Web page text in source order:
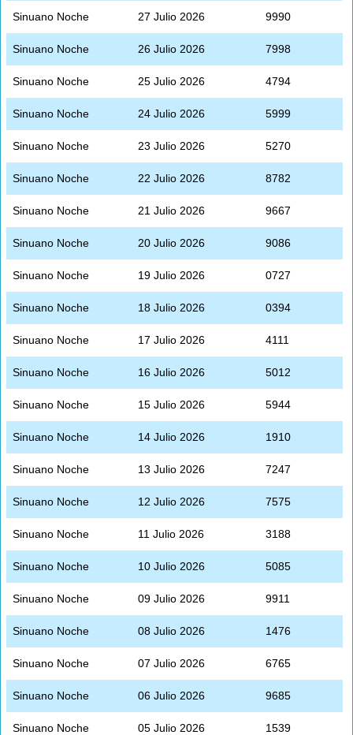
Sinuano Noche 27 Julio 2026 9990
Sinuano Noche 26 Julio 2026 7998
Sinuano Noche 25 Julio 2026 4794
Sinuano Noche 24 Julio 2026 5999
Sinuano Noche 23 Julio 2026 5270
Sinuano Noche 22 Julio 2026 8782
Sinuano Noche 21 Julio 2026 9667
Sinuano Noche 20 Julio 2026 9086
Sinuano Noche 19 Julio 2026 0727
Sinuano Noche 18 Julio 2026 0394
Sinuano Noche 17 Julio 2026 4111
Sinuano Noche 16 Julio 2026 5012
Sinuano Noche 15 Julio 2026 5944
Sinuano Noche 14 Julio 2026 1910
Sinuano Noche 13 Julio 2026 7247
Sinuano Noche 12 Julio 2026 7575
Sinuano Noche 11 Julio 2026 3188
Sinuano Noche 10 Julio 2026 5085
Sinuano Noche 09 Julio 2026 9911
Sinuano Noche 08 Julio 2026 1476
Sinuano Noche 07 Julio 2026 6765
Sinuano Noche 06 Julio 2026 9685
Sinuano Noche 05 Julio 2026 1539